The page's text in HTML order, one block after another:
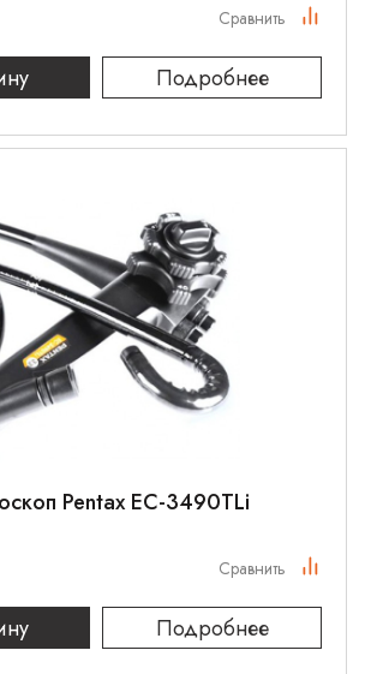
Подробнее
Сравнить
Pentax EC-3490TLi
Подробнее
Сравнить